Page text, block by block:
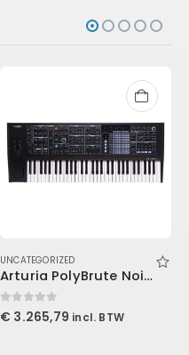
UNCATEGORIZED
Arturia PolyBrute Noir Edition
0out of 5
€ 3.265,79 incl. BTW